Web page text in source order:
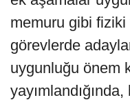
memuru gibi
görevlerde
uygunluğu önem